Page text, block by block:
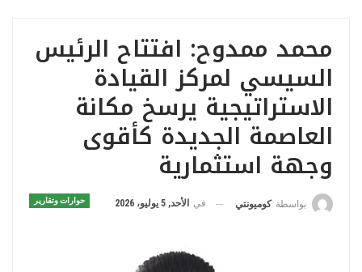
محمد ممدوح: افتتاح الرئيس
السيسي لمركز القيادة
الاستراتيجية يرسخ مكانة
العاصمة الجديدة كأقوى
وجهة استثمارية
حوارات وتقارير بواسطة كوميونتي في الأحد, 5 يوليو، 2026